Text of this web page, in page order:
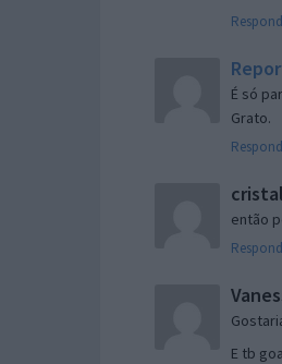
É só
Grato.
então
E tb